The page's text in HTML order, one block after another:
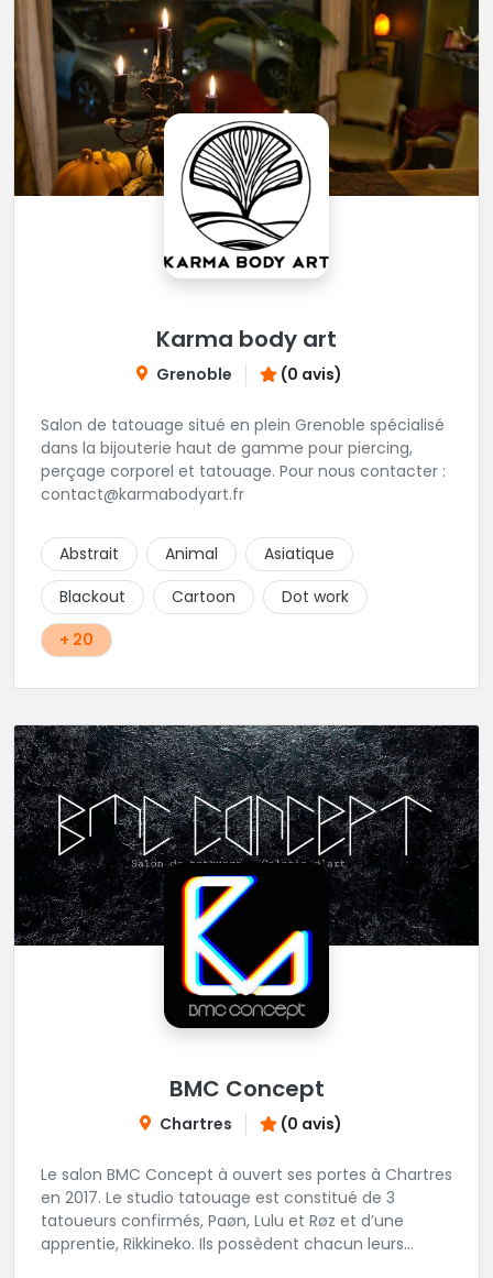
Karma body art
Grenoble (0 avis)
Salon de tatouage situé en plein Grenoble spécialisé
dans la bijouterie haut de gamme pour piercing,
perçage corporel et tatouage. Pour nous contacter :
contact@karmabodyart.fr
Abstrait Animal
Asiatique
Blackout
Cartoon
Dot work
+ 20
BMC Concept
Chartres (0 avis)
Le salon BMC Concept à ouvert ses portes à Chartres
en 2017. Le studio tatouage est constitué de 3
tatoueurs confirmés, Paøn, Lulu et Røz et d’une
apprentie, Rikkineko. Ils possèdent chacun leurs